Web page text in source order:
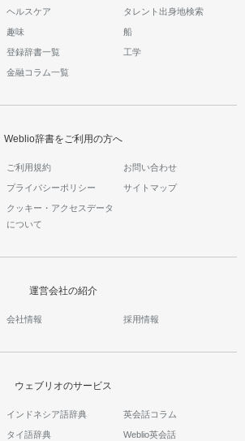
ヘルスケア タレント出身地検索
趣味 船
登録辞書一覧 工学
金融コラム一覧
Weblio辞書をご利用の方へ
ご利用規約 お問い合わせ
プライバシーポリシー サイトマップ
クッキー・アクセスデータ
について
運営会社の紹介
会社情報 採用情報
ウェブリオのサービス
インドネシア語辞典
タイ語辞典
英会話コラム
Weblio英会話